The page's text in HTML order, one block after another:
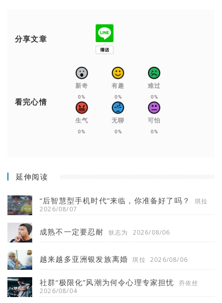
分享文章
看完心情
新奇
0%
有趣
0%
难过
0%
生气
0%
无聊
0%
可怕
0%
延伸阅读
“后智慧型手机时代”来临，你准备好了吗？
琪拉
2026/08/07
成熟不一定要忍耐 狄志为 2026/08/06
越来越多亚洲银发族离婚 琪拉 2026/08/06
社群“极限化”风潮为何令心理专家担忧
乔依丝
2026/08/04